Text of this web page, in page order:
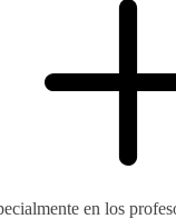
en los